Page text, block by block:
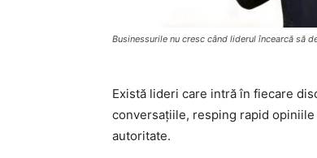
Businessurile nu cresc când liderul încearcă să
Există lideri care intră în fiecare
conversațiile, resping rapid
autoritate.